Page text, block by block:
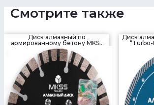
Смотрите также
Диск алмазный по
армированному бетону MKSS
“TURBO-SEGMENT UNI FLANGE”
125 мм
Диск